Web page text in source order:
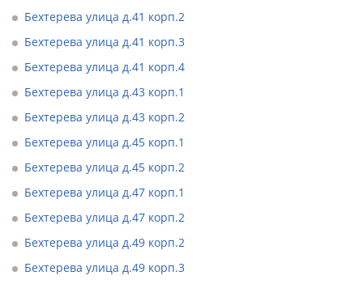
Бехтерева улица д.41 корп.2
Бехтерева улица д.41 корп.3
Бехтерева улица д.41 корп.4
Бехтерева улица д.43 корп.1
Бехтерева улица д.43 корп.2
Бехтерева улица д.45 корп.1
Бехтерева улица д.45 корп.2
Бехтерева улица д.47 корп.1
Бехтерева улица д.47 корп.2
Бехтерева улица д.49 корп.2
Бехтерева улица д.49 корп.3